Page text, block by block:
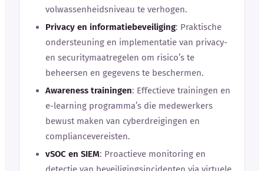
volwassenheidsniveau te verhogen.
Privacy en informatiebeveiliging: Praktische
ondersteuning en implementatie van privacy-
en securitymaatregelen om risico’s te
beheersen en gegevens te beschermen.
Awareness trainingen: Effectieve trainingen en
e-learning programma’s die medewerkers
bewust maken van cyberdreigingen en
compliancevereisten.
vSOC en SIEM: Proactieve monitoring en